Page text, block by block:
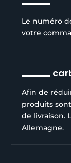
Le numéro
votre
Afin de
produits
de livraison.
Allemagne.